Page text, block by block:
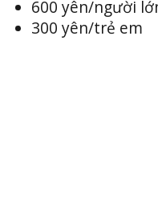
600 yên/người
300 yên/trẻ em